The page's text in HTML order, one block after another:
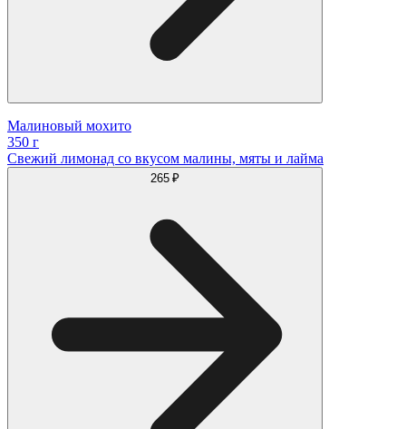
Малиновый мохито
350 г
Свежий лимонад со вкусом малины, мяты и лайма
265 ₽